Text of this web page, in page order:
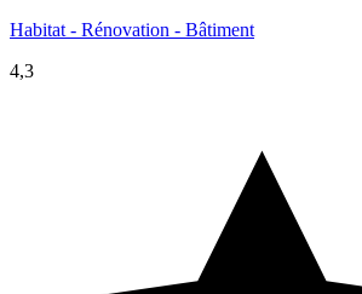
Habitat - Rénovation - Bâtiment
4,3